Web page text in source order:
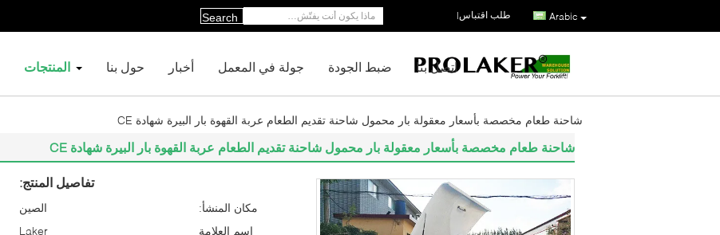
Arabic طلب اقتباس|
Search
المنتجات حول بنا أخبار جولة في المعمل ضبط الجودة اتصل بنا
شاحنة طعام مخصصة بأسعار معقولة بار محمول شاحنة تقديم الطعام عربة القهوة بار البيرة شهادة CE
شاحنة طعام مخصصة بأسعار معقولة بار محمول شاحنة تقديم الطعام عربة القهوة بار البيرة شهادة CE
تفاصيل المنتج:
مكان المنشأ:
الصين
اسم العلامة
Laker